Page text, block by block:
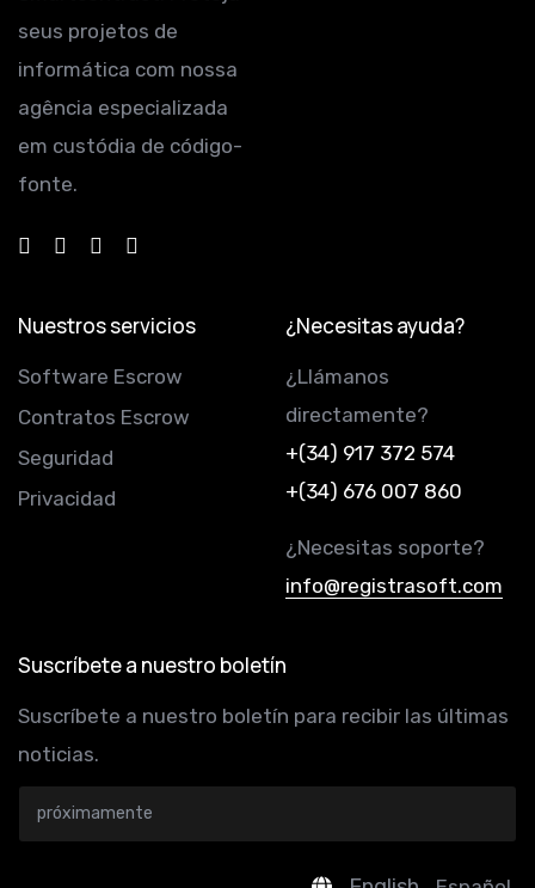
seus projetos de
informática com nossa
agência especializada
em custódia de código-
fonte.
Nuestros servicios
Software Escrow
Contratos Escrow
Seguridad
Privacidad
¿Necesitas ayuda?
¿Llámanos
directamente?
+(34) 917 372 574
+(34) 676 007 860
¿Necesitas soporte?
info@registrasoft.com
Suscríbete a nuestro boletín
Suscríbete a nuestro boletín para recibir las últimas
noticias.